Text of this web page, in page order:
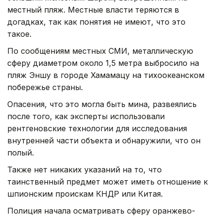
местный пляж. Местные власти теряются в
догадках, так как понятия не имеют, что это
такое.
По сообщениям местных СМИ, металлическую
сферу диаметром около 1,5 метра выбросило на
пляж Эншу в городе Хамамацу на тихоокеанском
побережье страны.
Опасения, что это могла быть мина, развеялись
после того, как эксперты использовали
рентгеновские технологии для исследования
внутренней части объекта и обнаружили, что он
полый.
Также нет никаких указаний на то, что
таинственный предмет может иметь отношение к
шпионским проискам КНДР или Китая.
Полиция начала осматривать сферу оранжево-